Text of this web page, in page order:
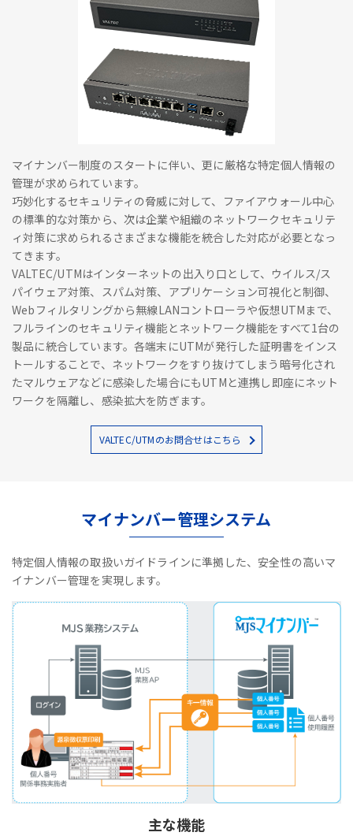
マイナンバー制度のスタートに伴い、更に厳格な特定個人情報の
管理が求められています。
巧妙化するセキュリティの脅威に対して、ファイアウォール中心
の標準的な対策から、次は企業や組織のネットワークセキュリテ
ィ対策に求められるさまざまな機能を統合した対応が必要となっ
てきます。
VALTEC/UTMはインターネットの出入り口として、ウイルス/ス
パイウェア対策、スパム対策、アプリケーション可視化と制御、
Webフィルタリングから無線LANコントローラや仮想UTMまで、
フルラインのセキュリティ機能とネットワーク機能をすべて1台の
製品に統合しています。各端末にUTMが発行した証明書をインス
トールすることで、ネットワークをすり抜けてしまう暗号化され
たマルウェアなどに感染した場合にもUTMと連携し即座にネット
ワークを隔離し、感染拡大を防ぎます。
VALTEC/UTMのお問合せはこちら
マイナンバー管理システム
特定個人情報の取扱いガイドラインに準拠した、安全性の高いマ
イナンバー管理を実現します。
主な機能